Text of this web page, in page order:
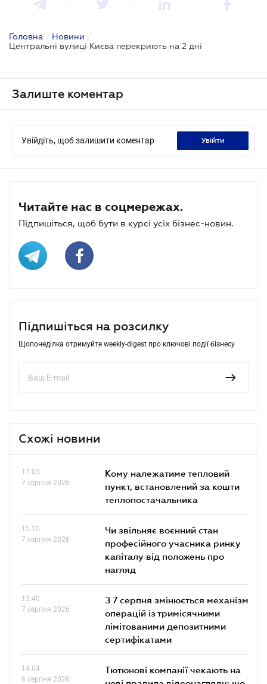
Головна / Новини /
Центральні вулиці Києва перекриють на 2 дні
Залиште коментар
Увійдіть, щоб залишити коментар увійти
Читайте нас в соцмережах.
Підпишіться, щоб бути в курсі усіх бізнес-новин.
Підпишіться на розсилку
Щопонеділка отримуйте weekly-digest про ключові події бізнесу
Схожі новини
17.05
7 серпня 2026
Кому належатиме тепловий
пункт, встановлений за кошти
теплопостачальника
15.10
7 серпня 2026
Чи звільняє воєнний стан
професійного учасника ринку
капіталу від положень про
нагляд
13.40
7 серпня 2026
З 7 серпня змінюється механізм
операцій із тримісячними
лімітованими депозитними
сертифікатами
14.04
6 серпня 2026
Тютюнові компанії чекають на